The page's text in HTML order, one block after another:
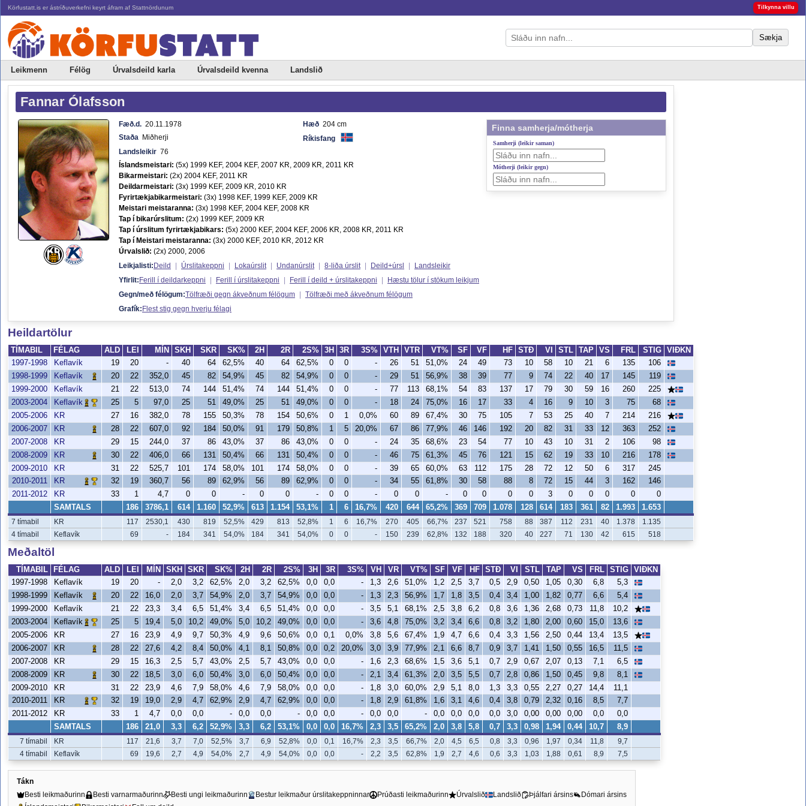
Körfustatt.is er ástríðuverkefni keyrt áfram af Stattnördunum Tilkynna villu
Sækja
Leikmenn Félög Úrvalsdeild karla Úrvalsdeild kvenna Landslið
Fannar Ólafsson
Fæð.d. 20.11.1978 Hæð 204 cm
Staða Miðherji
Ríkisfang
Landsleikir 76
Íslandsmeistari: (5x) 1999 KEF, 2004 KEF, 2007 KR, 2009 KR, 2011 KR
Bikarmeistari: (2x) 2004 KEF, 2011 KR
Deildarmeistari: (3x) 1999 KEF, 2009 KR, 2010 KR
Fyrirtækjabikarmeistari: (3x) 1998 KEF, 1999 KEF, 2009 KR
Meistari meistaranna: (3x) 1998 KEF, 2004 KEF, 2008 KR
Tap í bikarúrslitum: (2x) 1999 KEF, 2009 KR
Tap í úrslitum fyrirtækjabikars: (5x) 2000 KEF, 2004 KEF, 2006 KR, 2008 KR, 2011 KR
Tap í Meistari meistaranna: (3x) 2000 KEF, 2010 KR, 2012 KR
Úrvalslið: (2x) 2000, 2006
Leikjalisti:Deild | Úrslitakeppni | Lokaúrslit | Undanúrslit | 8-liða úrslit | Deild+úrsl |
Landsleikir
Yfirlit:Ferill í deildarkeppni | Ferill í úrslitakeppni | Ferill í deild + úrslitakeppni |
Hæstu tölur í stökum leikjum
Gegn/með félögum:Tölfræði gegn ákveðnum félögum | Tölfræði með ákveðnum félögum
Grafík:Flest stig gegn hverju félagi
Finna samherja/mótherja
Samherji (leikir saman)
Mótherji (leikir gegn)
Heildartölur
TÍMABIL FÉLAG ALD LEI MÍN SKH SKR SK% 2H 2R 2S% 3H 3R 3S% VTH VTR VT% SF VF HF STÐ VI STL TAP VS FRL STIG
VIÐKN
1997-1998
Keflavík 19 20 - 40 64 62,5% 40 64 62,5% 0 0 - 26 51 51,0% 24 49 73 10 58 10 21 6 135
106
1998-1999
Keflavík 20 22 352,0 45 82 54,9% 45 82 54,9% 0 0 - 29 51 56,9% 38 39 77 9 74 22 40 17 145
119
1999-2000
Keflavík 21 22 513,0 74 144 51,4% 74 144 51,4% 0 0 - 77 113 68,1% 54 83 137 17 79 30 59 16 260
225
2003-2004
Keflavík 25 5 97,0 25 51 49,0% 25 51 49,0% 0 0 - 18 24 75,0% 16 17 33 4 16 9 10 3 75
68
2005-2006
KR 27 16 382,0 78 155 50,3% 78 154 50,6% 0 1 0,0% 60 89 67,4% 30 75 105 7 53 25 40 7 214
216
2006-2007
KR 28 22 607,0 92 184 50,0% 91 179 50,8% 1 5 20,0% 67 86 77,9% 46 146 192 20 82 31 33 12 363
252
2007-2008
KR 29 15 244,0 37 86 43,0% 37 86 43,0% 0 0 - 24 35 68,6% 23 54 77 10 43 10 31 2 106
98
2008-2009
KR 30 22 406,0 66 131 50,4% 66 131 50,4% 0 0 - 46 75 61,3% 45 76 121 15 62 19 33 10 216
178
2009-2010
KR 31 22 525,7 101 174 58,0% 101 174 58,0% 0 0 - 39 65 60,0% 63 112 175 28 72 12 50 6 317
245
2010-2011
KR 32 19 360,7 56 89 62,9% 56 89 62,9% 0 0 - 34 55 61,8% 30 58 88 8 72 15 44 3 162
146
2011-2012
KR 33 1 4,7 0 0 - 0 0 - 0 0 - 0 0 - 0 0 0 0 3 0 0 0 0 0
SAMTALS 186 3786,1 614 1.160 52,9% 613 1.154 53,1% 1 6 16,7% 420 644 65,2% 369 709 1.078 128 614 183 361 82 1.993 1.653
7 tímabil KR 117 2530,1 430 819 52,5% 429 813 52,8% 1 6 16,7% 270 405 66,7% 237 521 758 88 387 112 231 40 1.378
1.135
4 tímabil
Keflavík 69 - 184 341 54,0% 184 341 54,0% 0 0 - 150 239 62,8% 132 188 320 40 227 71 130 42 615 518
Meðaltöl
TÍMABIL FÉLAG ALD LEI MÍN SKH SKR SK% 2H 2R 2S% 3H 3R 3S% VH VR VT% SF VF HF STÐ VI STL TAP VS FRL STIG
VIÐKN
1997-1998
Keflavík 19 20 - 2,0 3,2 62,5% 2,0 3,2 62,5% 0,0 0,0 - 1,3 2,6 51,0% 1,2 2,5 3,7 0,5 2,9 0,50 1,05 0,30 6,8
5,3
1998-1999
Keflavík 20 22 16,0 2,0 3,7 54,9% 2,0 3,7 54,9% 0,0 0,0 - 1,3 2,3 56,9% 1,7 1,8 3,5 0,4 3,4 1,00 1,82 0,77 6,6
5,4
1999-2000
Keflavík 21 22 23,3 3,4 6,5 51,4% 3,4 6,5 51,4% 0,0 0,0 - 3,5 5,1 68,1% 2,5 3,8 6,2 0,8 3,6 1,36 2,68 0,73 11,8
10,2
2003-2004
Keflavík 25 5 19,4 5,0 10,2 49,0% 5,0 10,2 49,0% 0,0 0,0 - 3,6 4,8 75,0% 3,2 3,4 6,6 0,8 3,2 1,80 2,00 0,60 15,0
13,6
2005-2006
KR 27 16 23,9 4,9 9,7 50,3% 4,9 9,6 50,6% 0,0 0,1 0,0% 3,8 5,6 67,4% 1,9 4,7 6,6 0,4 3,3 1,56 2,50 0,44 13,4
13,5
2006-2007
KR 28 22 27,6 4,2 8,4 50,0% 4,1 8,1 50,8% 0,0 0,2 20,0% 3,0 3,9 77,9% 2,1 6,6 8,7 0,9 3,7 1,41 1,50 0,55 16,5
11,5
2007-2008
KR 29 15 16,3 2,5 5,7 43,0% 2,5 5,7 43,0% 0,0 0,0 - 1,6 2,3 68,6% 1,5 3,6 5,1 0,7 2,9 0,67 2,07 0,13 7,1
6,5
2008-2009
KR 30 22 18,5 3,0 6,0 50,4% 3,0 6,0 50,4% 0,0 0,0 - 2,1 3,4 61,3% 2,0 3,5 5,5 0,7 2,8 0,86 1,50 0,45 9,8
8,1
2009-2010
KR 31 22 23,9 4,6 7,9 58,0% 4,6 7,9 58,0% 0,0 0,0 - 1,8 3,0 60,0% 2,9 5,1 8,0 1,3 3,3 0,55 2,27 0,27 14,4
11,1
2010-2011
KR 32 19 19,0 2,9 4,7 62,9% 2,9 4,7 62,9% 0,0 0,0 - 1,8 2,9 61,8% 1,6 3,1 4,6 0,4 3,8 0,79 2,32 0,16 8,5
7,7
2011-2012
KR 33 1 4,7 0,0 0,0 - 0,0 0,0 - 0,0 0,0 - 0,0 0,0 - 0,0 0,0 0,0 0,0 3,0 0,00 0,00 0,00 0,0 0,0
SAMTALS 186 21,0 3,3 6,2 52,9% 3,3 6,2 53,1% 0,0 0,0 16,7% 2,3 3,5 65,2% 2,0 3,8 5,8 0,7 3,3 0,98 1,94 0,44 10,7 8,9
7 tímabil KR 117 21,6 3,7 7,0 52,5% 3,7 6,9 52,8% 0,0 0,1 16,7% 2,3 3,5 66,7% 2,0 4,5 6,5 0,8 3,3 0,96 1,97 0,34 11,8
9,7
4 tímabil
Keflavík 69 19,6 2,7 4,9 54,0% 2,7 4,9 54,0% 0,0 0,0 - 2,2 3,5 62,8% 1,9 2,7 4,6 0,6 3,3 1,03 1,88 0,61 8,9 7,5
Tákn
Besti leikmaðurinn
Besti varnarmaðurinn Besti ungi leikmaðurinn Bestur leikmaður úrslitakeppninnar Prúðasti leikmaðurinn Úrvalslið Landslið Þjálfari ársins
Dómari ársins